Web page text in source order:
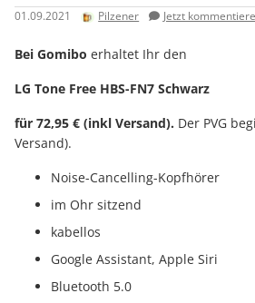
01.09.2021 Pilzener Jetzt
Bei Gomibo erhaltet Ihr den
LG Tone Free HBS-FN7 Schwarz
für 72,95 € (inkl Versand). Der PVG
Versand).
Noise-Cancelling-Kopfhörer
im Ohr sitzend
kabellos
Google Assistant, Apple Siri
Bluetooth 5.0